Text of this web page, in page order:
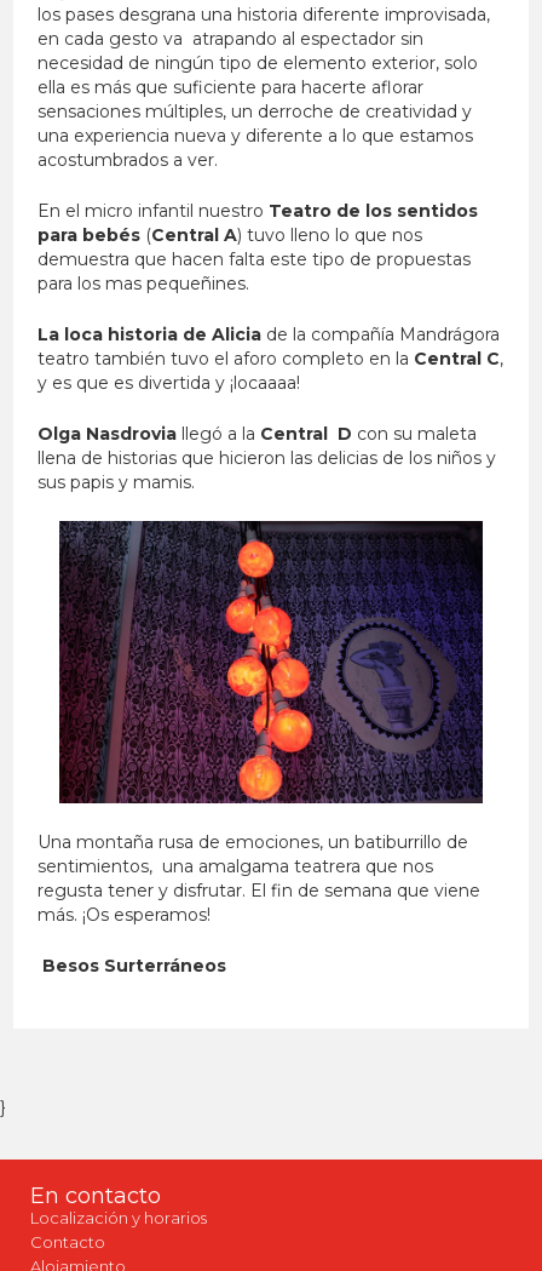
los pases desgrana una historia diferente improvisada,
en cada gesto va atrapando al espectador sin
necesidad de ningún tipo de elemento exterior, solo
ella es más que suficiente para hacerte aflorar
sensaciones múltiples, un derroche de creatividad y
una experiencia nueva y diferente a lo que estamos
acostumbrados a ver.
En el micro infantil nuestro Teatro de los sentidos
para bebés (Central A) tuvo lleno lo que nos
demuestra que hacen falta este tipo de propuestas
para los mas pequeñines.
La loca historia de Alicia de la compañía Mandrágora
teatro también tuvo el aforo completo en la Central C,
y es que es divertida y ¡locaaaa!
Olga Nasdrovia llegó a la Central D con su maleta
llena de historias que hicieron las delicias de los niños y
sus papis y mamis.
Una montaña rusa de emociones, un batiburrillo de
sentimientos, una amalgama teatrera que nos
regusta tener y disfrutar. El fin de semana que viene
más. ¡Os esperamos!
Besos Surterráneos
}
En contacto
Localización y horarios
Contacto
Alojamiento